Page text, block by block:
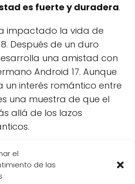
el
de las
es fuerte y duradera.
impactado la vida de
Después de un duro
una amistad con
Android 17. Aunque
un interés romántico entre
una muestra de que el
allá de los lazos
de Goku en la serie
el amor fraternal, el
amor romántico y el amor